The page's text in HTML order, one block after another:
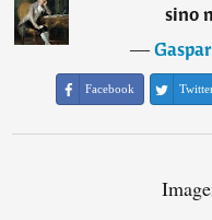
sino
―
Facebook